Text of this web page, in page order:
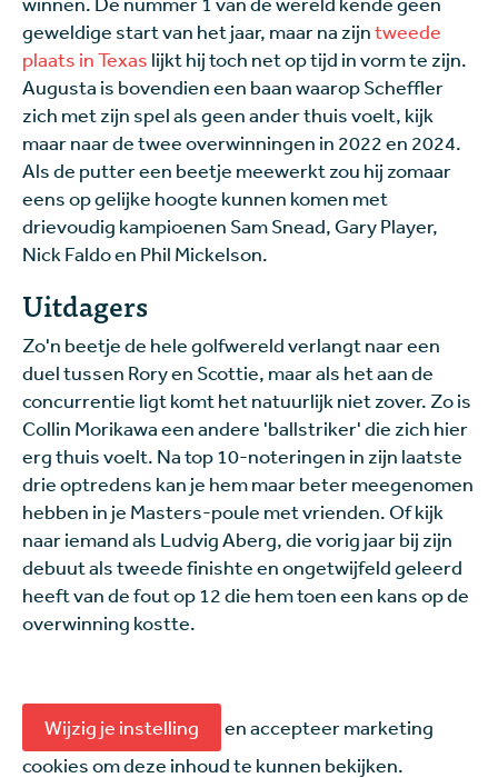
geweldige start van het jaar, maar na zijntweede
plaats in Texas lijkt hij toch net op tijd in vorm te zijn.
Augusta is bovendien een baan waarop Scheffler
zich met zijn spel als geen ander thuis voelt, kijk
maar naar de twee overwinningen in 2022 en 2024.
Als de putter een beetje meewerkt zou hij zomaar
eens op gelijke hoogte kunnen komen met
drievoudig kampioenen Sam Snead, Gary Player,
Nick Faldo en Phil Mickelson.
Uitdagers
Zo'n beetje de hele golfwereld verlangt naar een
duel tussen Rory en Scottie, maar als het aan de
concurrentie ligt komt het natuurlijk niet zover. Zo is
Collin Morikawa een andere 'ballstriker' die zich hier
erg thuis voelt. Na top 10-noteringen in zijn laatste
drie optredens kan je hem maar beter meegenomen
hebben in je Masters-poule met vrienden. Of kijk
naar iemand als Ludvig Aberg, die vorig jaar bij zijn
debuut als tweede finishte en ongetwijfeld geleerd
heeft van de fout op 12 die hem toen een kans op de
overwinning kostte.
Wijzig je instelling
en accepteer marketing
cookies om deze inhoud te kunnen bekijken.